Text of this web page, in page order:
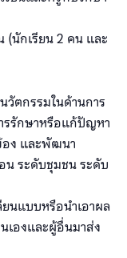
(นักเรียน 2 คน และ
ตกรรมในด้านการ
รรักษาหรือแก้ปัญหา
อง และพัฒนา
ระดับชุมชน ระดับ
นแบบหรือนำเอาผล
เองและผู้อื่นมาส่ง